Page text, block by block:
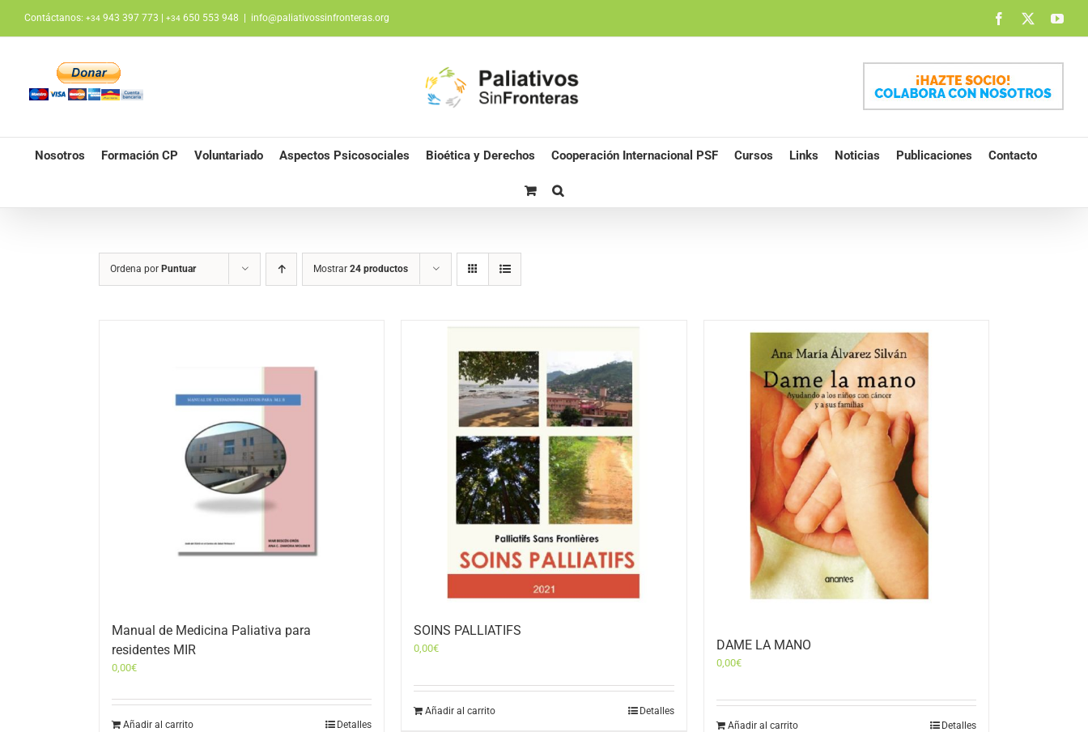
contenido
Contáctanos: +34 943 397 773 | +34 650 553 948 info@paliativossinfronteras.org Facebook
Nosotros Formación CP Voluntariado Aspectos Psicosociales Bioética y Derechos Cooperación Internacional PSF Cursos Links Noticias Publicaciones Contacto
Ordena por Puntuar Mostrar 24 productos
Manual de Medicina Paliativa para
residentes MIR
0,00€
Añadir al carrito Detalles
SOINS PALLIATIFS
0,00€
Añadir al carrito Detalles
DAME LA MANO
0,00€
Añadir al carrito Detalles